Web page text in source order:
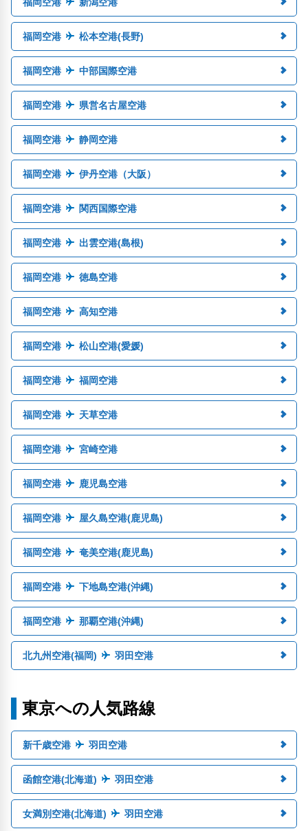
福岡空港 松本空港(長野)
福岡空港 中部国際空港
福岡空港 県営名古屋空港
福岡空港 静岡空港
福岡空港 伊丹空港（大阪）
福岡空港 関西国際空港
福岡空港 出雲空港(島根)
福岡空港 徳島空港
福岡空港 高知空港
福岡空港 松山空港(愛媛)
福岡空港 福岡空港
福岡空港 天草空港
福岡空港 宮崎空港
福岡空港 鹿児島空港
福岡空港 屋久島空港(鹿児島)
福岡空港 奄美空港(鹿児島)
福岡空港 下地島空港(沖縄)
福岡空港 那覇空港(沖縄)
北九州空港(福岡) 羽田空港
東京への人気路線
新千歳空港 羽田空港
函館空港(北海道) 羽田空港
女満別空港(北海道) 羽田空港